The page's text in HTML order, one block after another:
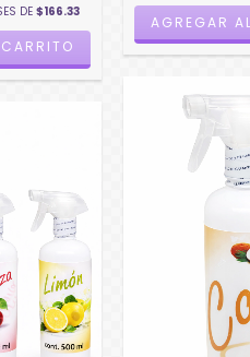
DE$166.33